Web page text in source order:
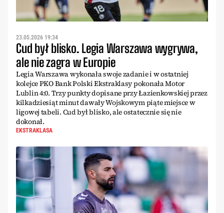
23.05.2026 19:34
Cud był blisko. Legia Warszawa wygrywa,
ale nie zagra w Europie
Legia Warszawa wykonała swoje zadanie i w ostatniej
kolejce PKO Bank Polski Ekstraklasy pokonała Motor
Lublin 4:0. Trzy punkty dopisane przy Łazienkowskiej przez
kilkadziesiąt minut dawały Wojskowym piąte miejsce w
ligowej tabeli. Cud był blisko, ale ostatecznie się nie
dokonał.
EKSTRAKLASA